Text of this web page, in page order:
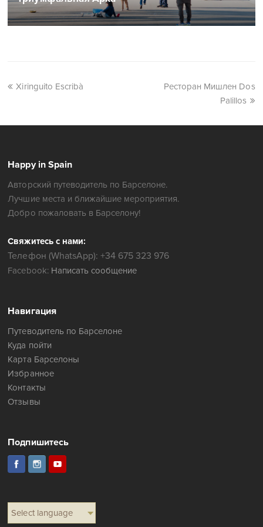
Xiringuito Escribà
Ресторан Мишлен Dos
Palillos
Happy in Spain
Авторский путеводитель по Барселоне.
Лучшие места и ближайшие мероприятия.
Добро пожаловать в Барселону!
Свяжитесь с нами:
Телефон (WhatsApp): +34 675 323 976
Facebook: Написать сообщение
Навигация
Путеводитель по Барселоне
Куда пойти
Карта Барселоны
Избранное
Контакты
Отзывы
Подпишитесь
Select language